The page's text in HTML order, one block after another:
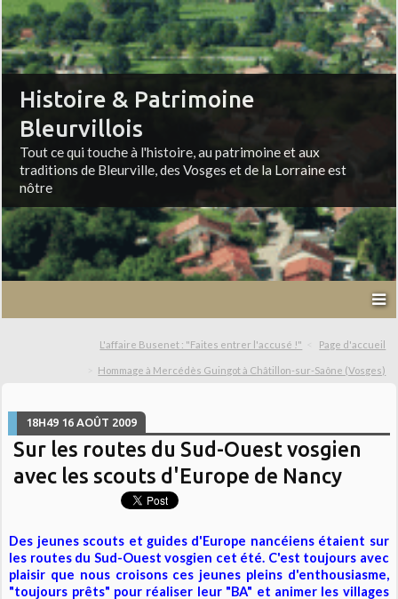
Histoire & Patrimoine
Bleurvillois
Tout ce qui touche à l'histoire, au patrimoine et aux
traditions de Bleurville, des Vosges et de la Lorraine est
nôtre
L'affaire Busenet : "Faites entrer l'accusé !" Page d'accueil
Hommage à Mercédès Guingot à Châtillon-sur-Saône (Vosges)
18H49 16 AOÛT 2009
Sur les routes du Sud-Ouest vosgien
avec les scouts d'Europe de Nancy
Des jeunes scouts et guides d'Europe nancéiens étaient sur
les routes du Sud-Ouest vosgien cet été. C'est toujours avec
plaisir que nous croisons ces jeunes pleins d'enthousiasme,
"toujours prêts" pour réaliser leur "BA" et animer les villages